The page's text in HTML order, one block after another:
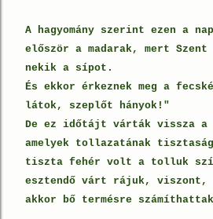
A hagyomány szerint ezen a
először a madarak, mert
nekik a sípot.
És ekkor érkeznek meg a
látok, szeplőt hányok!"
De ez időtájt várták vissza a
amelyek tollazatának
tiszta fehér volt a tolluk
esztendő várt rájuk, viszont,
akkor bő termésre